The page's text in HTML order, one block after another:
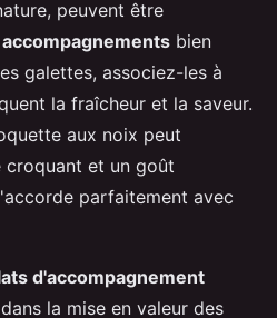
peuvent être
accompagnements bien
galettes, associez-les à
la fraîcheur et la saveur.
aux noix peut
et un goût
parfaitement avec
d'accompagnement
la mise en valeur des